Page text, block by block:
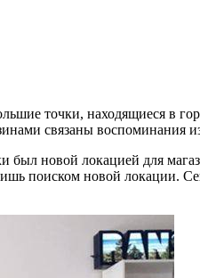
точки, находящиеся в
связаны воспоминания
новой локацией для
поиском новой локации.